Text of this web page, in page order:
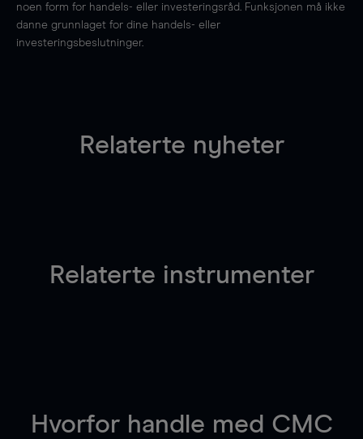
noen form for handels- eller investeringsråd. Funksjonen må ikke
danne grunnlaget for dine handels- eller
investeringsbeslutninger.
Relaterte nyheter
Relaterte instrumenter
Hvorfor handle med CMC